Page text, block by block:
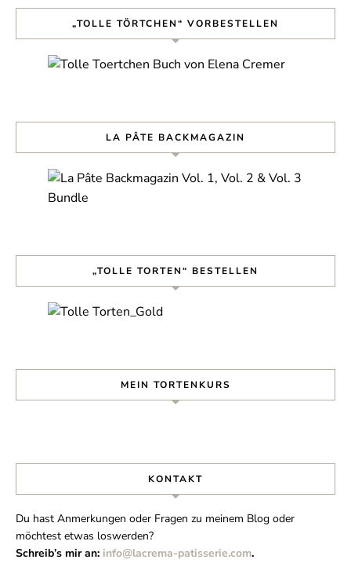
„TOLLE TÖRTCHEN“ VORBESTELLEN
LA PÂTE BACKMAGAZIN
„TOLLE TORTEN“ BESTELLEN
MEIN TORTENKURS
KONTAKT
Du hast Anmerkungen oder Fragen zu meinem Blog oder
möchtest etwas loswerden?
Schreib’s mir an: info@lacrema-patisserie.com.